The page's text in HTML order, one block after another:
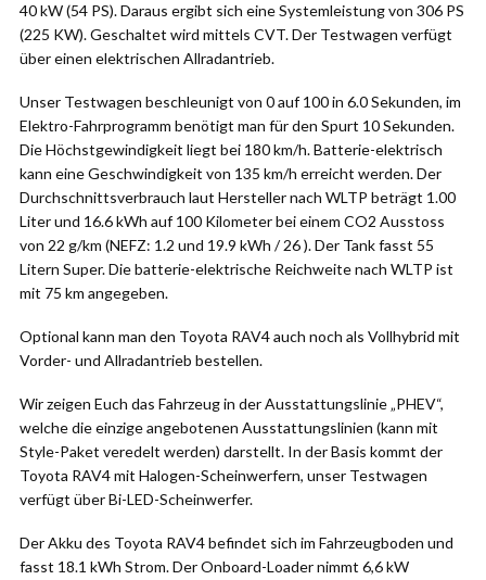
40 kW (54 PS). Daraus ergibt sich eine Systemleistung von 306 PS
(225 KW). Geschaltet wird mittels CVT. Der Testwagen verfügt
über einen elektrischen Allradantrieb.
Unser Testwagen beschleunigt von 0 auf 100 in 6.0 Sekunden, im
Elektro-Fahrprogramm benötigt man für den Spurt 10 Sekunden.
Die Höchstgewindigkeit liegt bei 180 km/h. Batterie-elektrisch
kann eine Geschwindigkeit von 135 km/h erreicht werden. Der
Durchschnittsverbrauch laut Hersteller nach WLTP beträgt 1.00
Liter und 16.6 kWh auf 100 Kilometer bei einem CO2 Ausstoss
von 22 g/km (NEFZ: 1.2 und 19.9 kWh / 26 ). Der Tank fasst 55
Litern Super. Die batterie-elektrische Reichweite nach WLTP ist
mit 75 km angegeben.
Optional kann man den Toyota RAV4 auch noch als Vollhybrid mit
Vorder- und Allradantrieb bestellen.
Wir zeigen Euch das Fahrzeug in der Ausstattungslinie „PHEV“,
welche die einzige angebotenen Ausstattungslinien (kann mit
Style-Paket veredelt werden) darstellt. In der Basis kommt der
Toyota RAV4 mit Halogen-Scheinwerfern, unser Testwagen
verfügt über Bi-LED-Scheinwerfer.
Der Akku des Toyota RAV4 befindet sich im Fahrzeugboden und
fasst 18.1 kWh Strom. Der Onboard-Loader nimmt 6,6 kW